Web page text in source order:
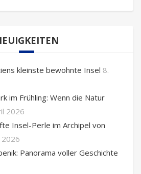
kleinste bewohnte Insel 8.
im Frühling: Wenn die Natur
2026
Insel-Perle im Archipel von
2026
Panorama voller Geschichte